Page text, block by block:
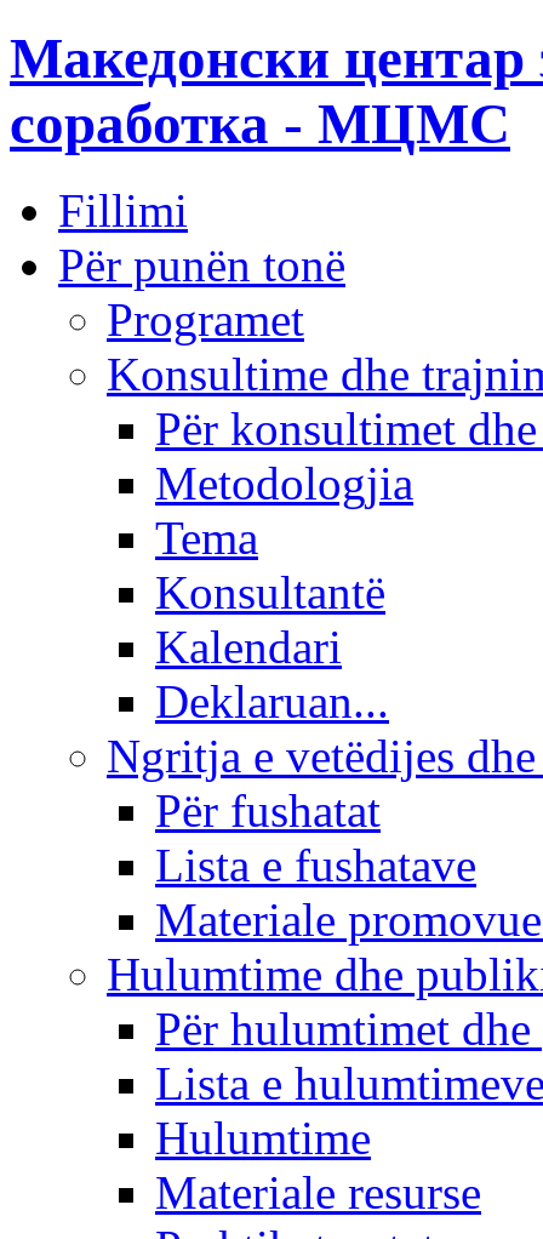
Македонски центар
соработка - МЦМС
Fillimi
Për punën tonë
Programet
Konsultime dhe
Për konsultimet
Metodologjia
Tema
Konsultantë
Kalendari
Deklaruan...
Ngritja e vetëdijes
Për fushatat
Lista e fushatave
Materiale
Hulumtime dhe
Për hulumtimet
Lista e
Hulumtime
Materiale resurse